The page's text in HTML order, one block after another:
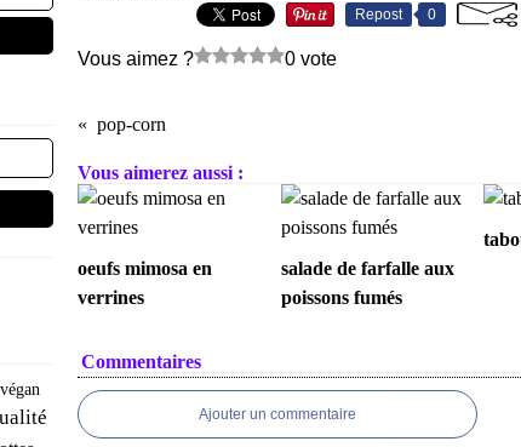
végan
Repost 0
Vous aimez ? 0 vote
pop-corn
Vous aimerez aussi :
oeufs mimosa en
verrines
salade de farfalle aux
poissons fumés
Commentaires
Ajouter un commentaire